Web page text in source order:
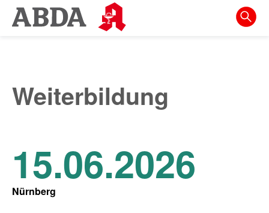
Springe
direkt
zur
zum
Inhalt
zur
Weiterbildung
15.06.2026
Nürnberg